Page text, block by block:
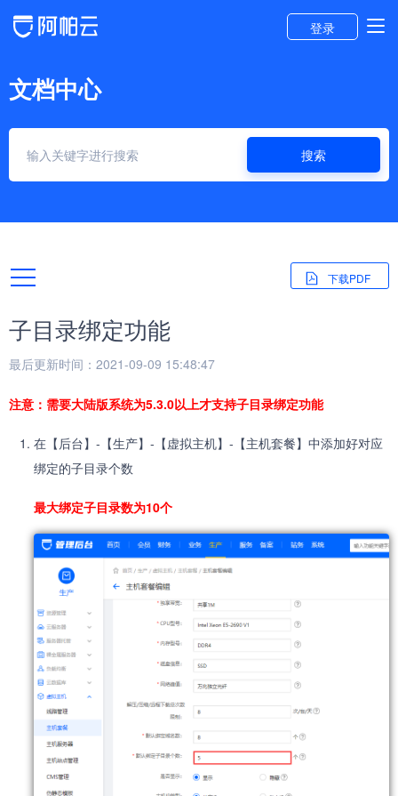
登录
文档中心
搜索
下载PDF
子目录绑定功能
最后更新时间：2021-09-09 15:48:47
注意：需要大陆版系统为5.3.0以上才支持子目录绑定功能
在【后台】-【生产】-【虚拟主机】-【主机套餐】中添加好对应
绑定的子目录个数
最大绑定子目录数为10个